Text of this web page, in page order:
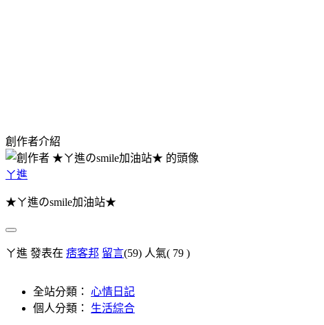
創作者介紹
ㄚ進
★ㄚ進のsmile加油站★
ㄚ進 發表在 痞客邦 留言(59) 人氣( 79 )
全站分類： 心情日記
個人分類： 生活綜合